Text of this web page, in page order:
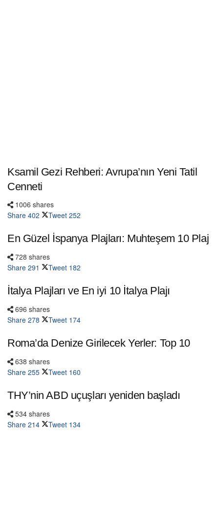
Ksamil Gezi Rehberi: Avrupa’nın Yeni Tatil
Cenneti
1006 shares
Share 402 Tweet 252
En Güzel İspanya Plajları: Muhteşem 10 Plaj
728 shares
Share 291 Tweet 182
İtalya Plajları ve En iyi 10 İtalya Plajı
696 shares
Share 278 Tweet 174
Roma’da Denize Girilecek Yerler: Top 10
638 shares
Share 255 Tweet 160
THY’nin ABD uçuşları yeniden başladı
534 shares
Share 214 Tweet 134